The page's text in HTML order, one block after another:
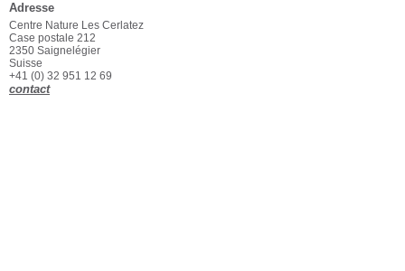
Adresse
Centre Nature Les Cerlatez
Case postale 212
2350 Saignelégier
Suisse
+41 (0) 32 951 12 69
contact